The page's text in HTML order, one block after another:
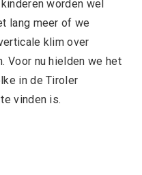
worden wel
lang meer of we
klim over
Voor nu hielden we het
in de Tiroler
vinden is.